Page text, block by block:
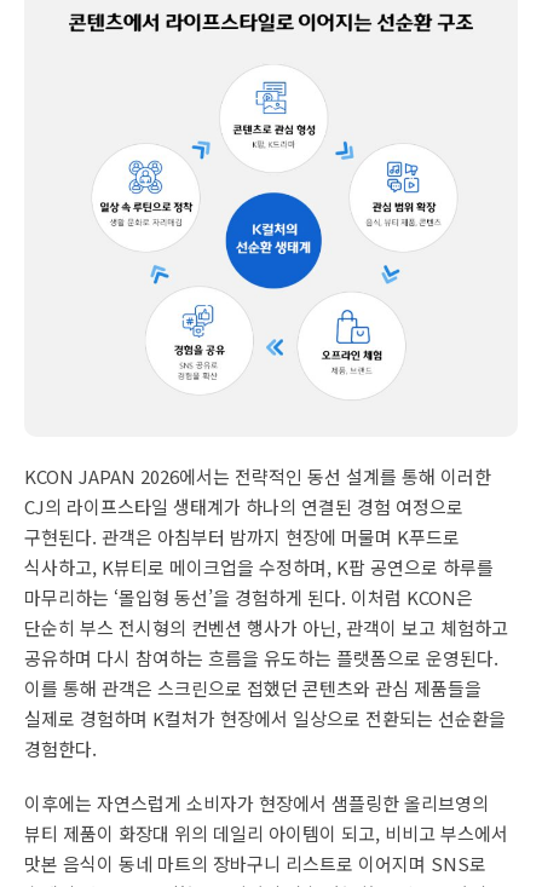
KCON JAPAN 2026에서는 전략적인 동선 설계를 통해 이러한
CJ의 라이프스타일 생태계가 하나의 연결된 경험 여정으로
구현된다. 관객은 아침부터 밤까지 현장에 머물며 K푸드로
식사하고, K뷰티로 메이크업을 수정하며, K팝 공연으로 하루를
마무리하는 ‘몰입형 동선’을 경험하게 된다. 이처럼 KCON은
단순히 부스 전시형의 컨벤션 행사가 아닌, 관객이 보고 체험하고
공유하며 다시 참여하는 흐름을 유도하는 플랫폼으로 운영된다.
이를 통해 관객은 스크린으로 접했던 콘텐츠와 관심 제품들을
실제로 경험하며 K컬처가 현장에서 일상으로 전환되는 선순환을
경험한다.
이후에는 자연스럽게 소비자가 현장에서 샘플링한 올리브영의
뷰티 제품이 화장대 위의 데일리 아이템이 되고, 비비고 부스에서
맛본 음식이 동네 마트의 장바구니 리스트로 이어지며 SNS로